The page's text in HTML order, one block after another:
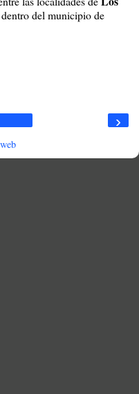
del municipio de
›